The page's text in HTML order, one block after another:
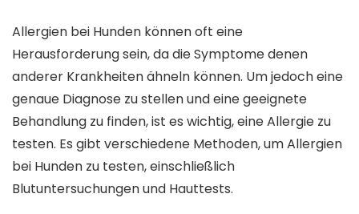
Allergien bei Hunden können oft eine
Herausforderung sein, da die Symptome denen
anderer Krankheiten ähneln können. Um jedoch eine
genaue Diagnose zu stellen und eine geeignete
Behandlung zu finden, ist es wichtig, eine Allergie zu
testen. Es gibt verschiedene Methoden, um Allergien
bei Hunden zu testen, einschließlich
Blutuntersuchungen und Hauttests.